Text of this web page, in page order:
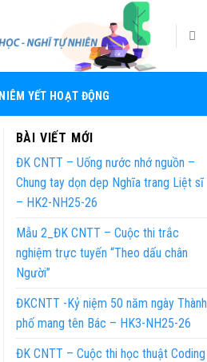
NIÊM YẾT HOẠT ĐỘNG
BÀI VIẾT MỚI
ĐK CNTT – Uống nước nhớ nguồn –
Chung tay dọn dẹp Nghĩa trang Liệt sĩ
– HK2-NH25-26
Mẫu 2_ĐK CNTT – Cuộc thi trắc
nghiệm trực tuyến “Theo dấu chân
Người”
ĐKCNTT -Kỷ niệm 50 năm ngày Thành
phố mang tên Bác – HK3-NH25-26
ĐK CNTT – Cuộc thi học thuật Coding